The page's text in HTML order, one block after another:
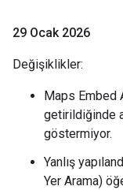
29 Ocak 2026
Değişiklikler:
Maps Embed
getirildiğinde
göstermiyor.
Yanlış
Yer Arama)